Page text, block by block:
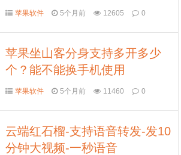
活动码如何分辨
苹果软件 5个月前 12605 0
苹果坐山客分身支持多开多少
个？能不能换手机使用
苹果软件 5个月前 11460 0
云端红石榴-支持语音转发-发10
分钟大视频-一秒语音